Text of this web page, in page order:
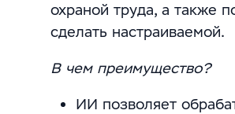
охраной труда, а также
сделать настраиваемой.
В чем преимущество?
ИИ позволяет